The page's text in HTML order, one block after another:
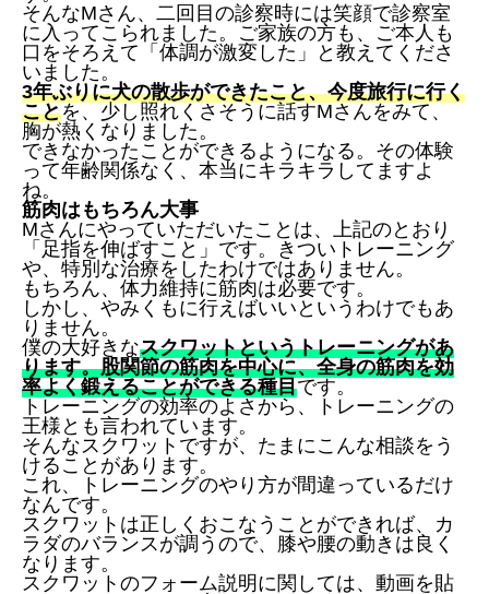
そんなMさん、二回目の診察時には笑顔で診察室
に入ってこられました。ご家族の方も、ご本人も
口をそろえて「体調が激変した」と教えてくださ
いました。
3年ぶりに犬の散歩ができたこと、今度旅行に行く
ことを、少し照れくさそうに話すMさんをみて、
胸が熱くなりました。
できなかったことができるようになる。その体験
って年齢関係なく、本当にキラキラしてますよ
ね。
筋肉はもちろん大事
Mさんにやっていただいたことは、上記のとおり
「足指を伸ばすこと」です。きついトレーニング
や、特別な治療をしたわけではありません。
もちろん、体力維持に筋肉は必要です。
しかし、やみくもに行えばいいというわけでもあ
りません。
僕の大好きなスクワットというトレーニングがあ
ります。股関節の筋肉を中心に、全身の筋肉を効
率よく鍛えることができる種目です。
トレーニングの効率のよさから、トレーニングの
王様とも言われています。
そんなスクワットですが、たまにこんな相談をう
けることがあります。
これ、トレーニングのやり方が間違っているだけ
なんです。
スクワットは正しくおこなうことができれば、カ
ラダのバランスが調うので、膝や腰の動きは良く
なります。
スクワットのフォーム説明に関しては、動画を貼